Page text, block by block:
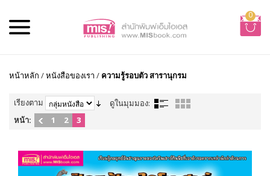
0
หน้าหลัก /หนังสือของเรา / ความรู้รอบตัว สารานุกรม
เรียงตาม
ดูในมุมมอง:
หน้า:
1 2 3